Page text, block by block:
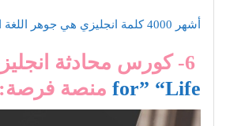
أشهر 4000 كلمة انجليزي هي جوهر اللغة الانجليزية.
for” “Life منصة فرصة: